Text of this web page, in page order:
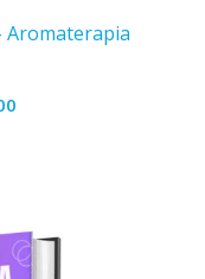
Aromaterapia
O